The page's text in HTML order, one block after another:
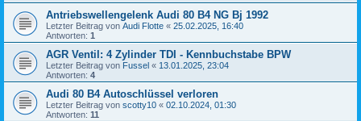
Antriebswellengelenk Audi 80 B4 NG Bj 1992
Letzter Beitrag von Audi Flotte « 25.02.2025, 16:40
Antworten: 1
AGR Ventil: 4 Zylinder TDI - Kennbuchstabe BPW
Letzter Beitrag von Fussel « 13.01.2025, 23:04
Antworten: 4
Audi 80 B4 Autoschlüssel verloren
Letzter Beitrag von scotty10 « 02.10.2024, 01:30
Antworten: 11